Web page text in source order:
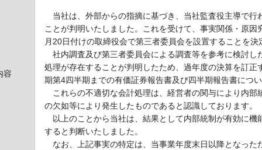
容
当社は、外部からの指摘に基づき、当社監査役主導で行
ことが判明いたしました。これを受けて、事実関係・原
月20日付けの取締役会で第三者委員会を設置することを
社内調査及び第三者委員会による調査等を参考に検討し
処理が存在することが判明したため、過年度の決算を訂
期第4四半期までの有価証券報告書及び四半期報告書につ
これらの不適切な会計処理は、経営者の関与により内部
の欠如等により発生したものであると認識しております。
以上のことから当社は、結果として内部統制が有効に機
すると判断いたしました。
なお、上記事実の特定は、当事業年度末日以降となった